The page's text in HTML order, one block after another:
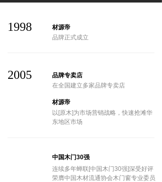
2005
材源帝
品牌专卖店
在全国建立多家品牌专卖店
以[原木]为市场营销战略，快速抢滩华
东地区市场
1998
材源帝
品牌正式成立
中国木门30强
连续多年蝉联[中国木门30强]深受好评
荣膺中国木材流通协会木门窗专业委员